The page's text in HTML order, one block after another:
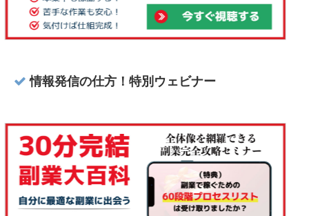
情報発信の仕方！特別ウェビナー